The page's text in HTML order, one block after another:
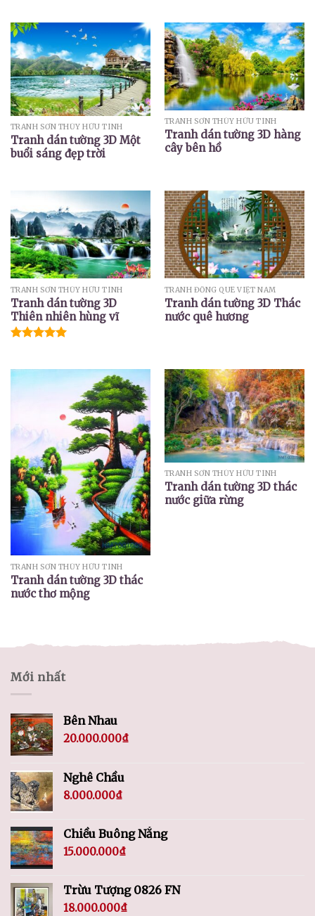
TRANH SƠN THỦY HỮU TÌNH
Tranh dán tường 3D Một
buổi sáng đẹp trời
TRANH SƠN THỦY HỮU TÌNH
Tranh dán tường 3D hàng
cây bên hồ
TRANH SƠN THỦY HỮU TÌNH
Tranh dán tường 3D
Thiên nhiên hùng vĩ
5 sao
TRANH ĐỒNG QUÊ VIỆT NAM
Tranh dán tường 3D Thác
nước quê hương
TRANH SƠN THỦY HỮU TÌNH
Tranh dán tường 3D thác
nước thơ mộng
TRANH SƠN THỦY HỮU TÌNH
Tranh dán tường 3D thác
nước giữa rừng
Mới nhất
Bên Nhau
20.000.000₫
Nghê Chầu
8.000.000₫
Chiều Buông Nắng
15.000.000₫
Trừu Tượng 0826 FN
18.000.000₫